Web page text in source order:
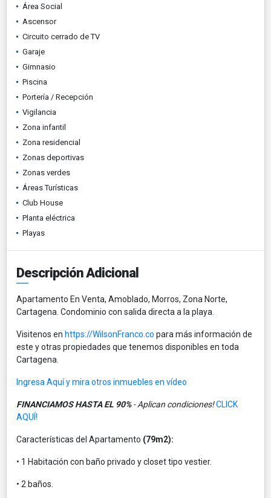
Área Social
Ascensor
Circuito cerrado de TV
Garaje
Gimnasio
Piscina
Portería / Recepción
Vigilancia
Zona infantil
Zona residencial
Zonas deportivas
Zonas verdes
Áreas Turísticas
Club House
Planta eléctrica
Playas
Descripción Adicional
Apartamento En Venta, Amoblado, Morros, Zona Norte,
Cartagena. Condominio con salida directa a la playa.
Visitenos en https://WilsonFranco.co para más información de
este y otras propiedades que tenemos disponibles en toda
Cartagena.
Ingresa Aquí y mira otros inmuebles en vídeo
FINANCIAMOS HASTA EL 90%- Aplican condiciones!CLICK
AQUÍ!
Características del Apartamento (79m2):
• 1 Habitación con baño privado y closet tipo vestier.
• 2 baños.